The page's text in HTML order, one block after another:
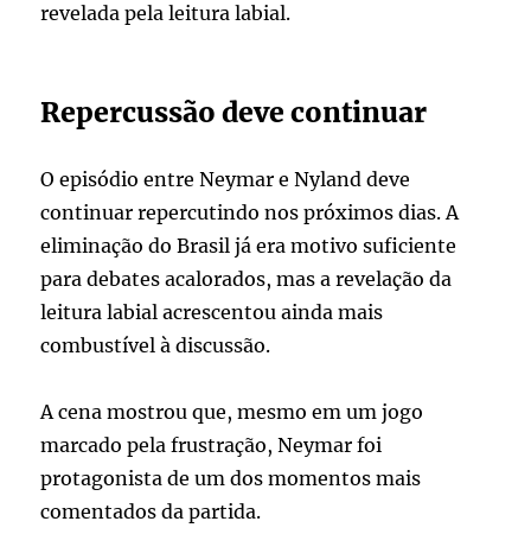
revelada pela leitura labial.
Repercussão deve continuar
O episódio entre Neymar e Nyland deve
continuar repercutindo nos próximos dias. A
eliminação do Brasil já era motivo suficiente
para debates acalorados, mas a revelação da
leitura labial acrescentou ainda mais
combustível à discussão.
A cena mostrou que, mesmo em um jogo
marcado pela frustração, Neymar foi
protagonista de um dos momentos mais
comentados da partida.